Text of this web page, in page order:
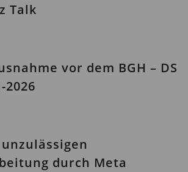
Talk
vor dem BGH – DS
2026
durch Meta